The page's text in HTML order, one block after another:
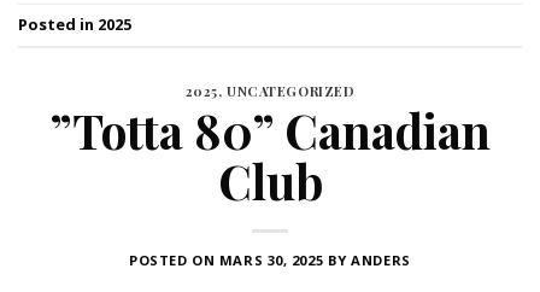
Posted in 2025
2025,UNCATEGORIZED
”Totta 80” Canadian
Club
POSTED ON MARS 30, 2025 BYANDERS